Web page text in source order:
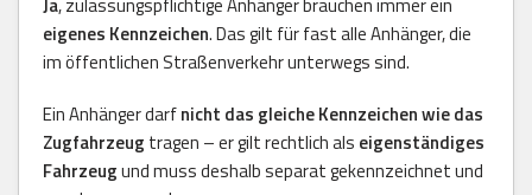
Ja, zulassungspflichtige Anhänger brauchen immer ein
eigenes Kennzeichen. Das gilt für fast alle Anhänger, die
im öffentlichen Straßenverkehr unterwegs sind.
Ein Anhänger darfnicht das gleiche Kennzeichen wie das
Zugfahrzeug tragen – er gilt rechtlich als eigenständiges
Fahrzeugund muss deshalb separat gekennzeichnet und